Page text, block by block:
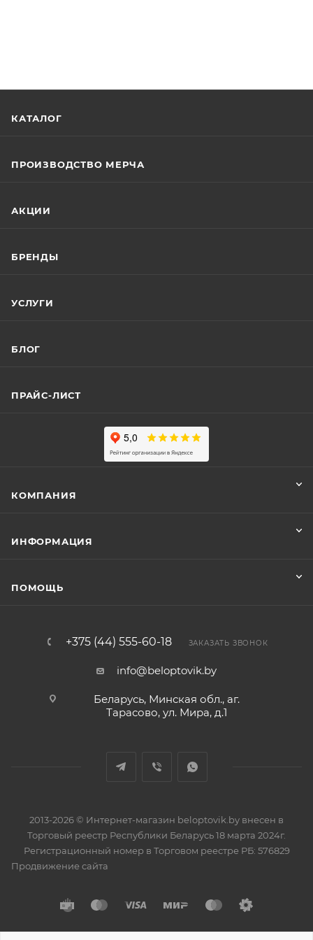
КАТАЛОГ
ПРОИЗВОДСТВО МЕРЧА
АКЦИИ
БРЕНДЫ
УСЛУГИ
БЛОГ
ПРАЙС-ЛИСТ
КОМПАНИЯ
ИНФОРМАЦИЯ
ПОМОЩЬ
+375 (44) 555-60-18 ЗАКАЗАТЬ ЗВОНОК
info@beloptovik.by
Беларусь, Минская обл., аг.
Тарасово, ул. Мира, д.1
2013-2026 © Интернет-магазин beloptovik.by внесен в
Торговый реестр Республики Беларусь 18 марта 2024г.
Регистрационный номер в Торговом реестре РБ: 576829
Продвижение сайта